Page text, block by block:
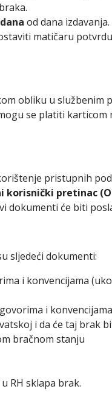
od dana izdavanja.
matičaru
obliku u službenim
se platiti
pristupnih
korisnički pretinac
će biti
sljedeći dokumenti:
i konvencijama
i
i da će taj brak
bračnom stanju
RH sklapa brak.